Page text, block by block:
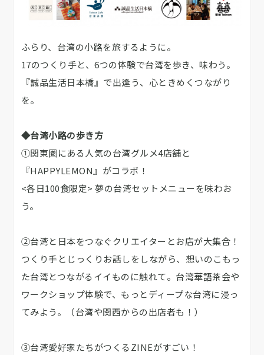
ふらり、台湾の小路を旅するように。
17のつくり手と、6つの体験で台湾を歩き、味わう。
『誠品生活日本橋』で出逢う、心ときめくつながり
を。
◆台湾小路の歩き方
①関東圏にある人気の台湾グルメ4店舗と
『HAPPYLEMON』がコラボ！
<各日100食限定> 夢の台湾セットメニューを味わお
う。
②台湾と日本をつなぐクリエイターとお店が大集合！
つくり手とじっくりお話しをしながら、想いのこもっ
た台湾とつながるイイものに触れて。台湾華語茶会や
ワークショップ体験で、もっとディープな台湾に浸っ
てみよう。（台湾や関西からの出店者も！）
③台湾愛好家たちがつくるZINEがすごい！